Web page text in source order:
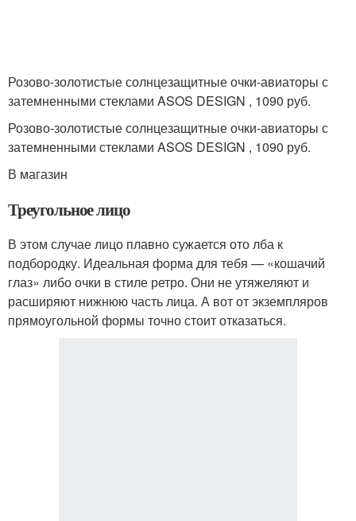
Розово-золотистые солнцезащитные очки-авиаторы с
затемненными стеклами ASOS DESIGN , 1090 руб.
Розово-золотистые солнцезащитные очки-авиаторы с
затемненными стеклами ASOS DESIGN , 1090 руб.
В магазин
Треугольное лицо
В этом случае лицо плавно сужается ото лба к
подбородку. Идеальная форма для тебя — «кошачий
глаз» либо очки в стиле ретро. Они не утяжеляют и
расширяют нижнюю часть лица. А вот от экземпляров
прямоугольной формы точно стоит отказаться.